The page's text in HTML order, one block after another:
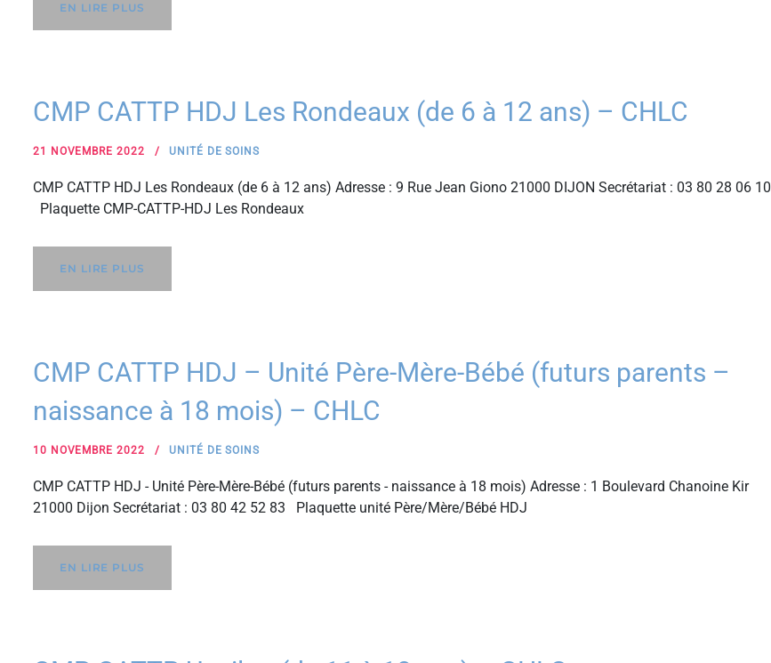
EN LIRE PLUS
CMP CATTP HDJ Les Rondeaux (de 6 à 12 ans) – CHLC
21 NOVEMBRE 2022 UNITÉ DE SOINS
CMP CATTP HDJ Les Rondeaux (de 6 à 12 ans) Adresse : 9 Rue Jean Giono 21000 DIJON Secrétariat : 03 80 28 06 10
Plaquette CMP-CATTP-HDJ Les Rondeaux
EN LIRE PLUS
CMP CATTP HDJ – Unité Père-Mère-Bébé (futurs parents –
naissance à 18 mois) – CHLC
10 NOVEMBRE 2022 UNITÉ DE SOINS
CMP CATTP HDJ - Unité Père-Mère-Bébé (futurs parents - naissance à 18 mois) Adresse : 1 Boulevard Chanoine Kir
21000 Dijon Secrétariat : 03 80 42 52 83 Plaquette unité Père/Mère/Bébé HDJ
EN LIRE PLUS